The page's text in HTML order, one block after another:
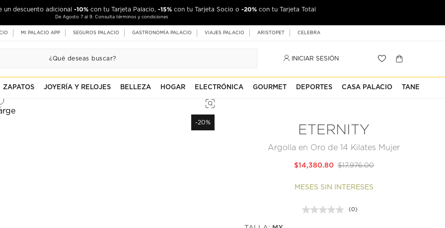
un descuento adicional -10% con tu Tarjeta Palacio, -15% con tu Tarjeta Socio o -20% con tu Tarjeta Total
De Agosto 7 al 9. Consulta términos y condiciones
MI PALACIO APP SEGUROS PALACIO GASTRONOMÍA PALACIO VIAJES PALACIO ARISTOPET CELEBRA
INICIAR SESIÓN
ZAPATOS JOYERÍA Y RELOJES BELLEZA HOGAR ELECTRÓNICA GOURMET DEPORTES CASA PALACIO TANE
-20%
ETERNITY
Argolla en Oro de 14 Kilates Mujer
$17,976.00
$14,380.80
MESES SIN INTERESES
Sin
(0)